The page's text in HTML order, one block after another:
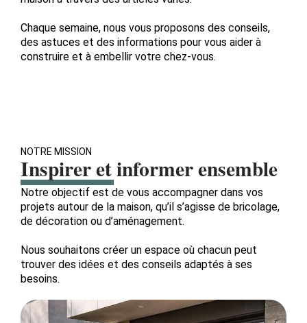
Chaque semaine, nous vous proposons des conseils,
des astuces et des informations pour vous aider à
construire et à embellir votre chez-vous.
NOTRE MISSION
Inspirer et informer ensemble
Notre objectif est de vous accompagner dans vos
projets autour de la maison, qu’il s’agisse de bricolage,
de décoration ou d’aménagement.
Nous souhaitons créer un espace où chacun peut
trouver des idées et des conseils adaptés à ses
besoins.